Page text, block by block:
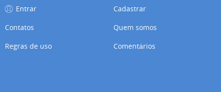
Entrar
Cadastrar
Contatos
Quem somos
Regras de uso
Comentários